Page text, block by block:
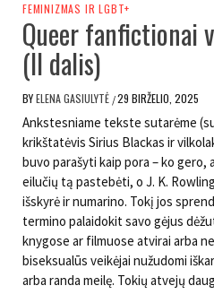
FEMINIZMAS IR LGBT+
Queer fanfictionai
(II dalis)
BYELENA GASIULYTĖ /29 BIRŽELIO, 2025
Ankstesniame tekste sutarėme
krikštatėvis Sirius Blackas ir
buvo parašyti kaip pora – ko
eilučių tą pastebėti, o J. K.
išskyrė ir numarino. Tokį jos
termino palaidokit savo gėjus
knygose ar filmuose atvirai arba
biseksualūs veikėjai nužudomi
arba randa meilę. Tokių atvejų